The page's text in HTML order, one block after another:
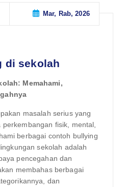
Mar, Rab, 2026
di sekolah
Memahami,
masalah serius yang
fisik, mental,
berbagai contoh bullying
sekolah adalah
pencegahan dan
membahas berbagai
dan